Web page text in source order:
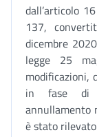
dall’articolo
137,
dicembre
legge 25
modificazioni,
in fase di
annullamento
è stato